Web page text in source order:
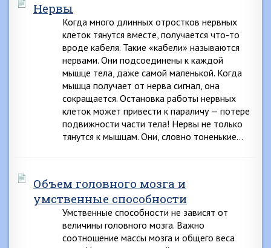
Нервы
Когда много длинных отростков нервных
клеток тянутся вместе, получается что-то
вроде кабеля. Такие «кабели» называются
нервами. Они подсоединены к каждой
мышце тела, даже самой маленькой. Когда
мышца получает от нерва сигнал, она
сокращается. Остановка работы нервных
клеток может привести к параличу — потере
подвижности части тела! Нервы не только
тянутся к мышцам. Они, словно тоненькие…
Объем головного мозга и
умственные способности
Умственные способности не зависят от
величины головного мозга. Важно
соотношение массы мозга и общего веса